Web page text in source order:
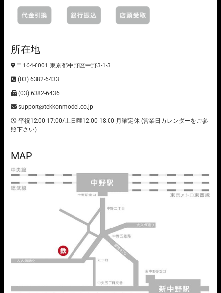
所在地
〒164-0001 東京都中野区中野3-1-3
(03) 6382-6433
(03) 6382-6436
support@tekkonmodel.co.jp
平祝12:00-17:00/土日曜12:00-18:00 月曜定休 (営業日カレンダーをご参
照下さい)
MAP